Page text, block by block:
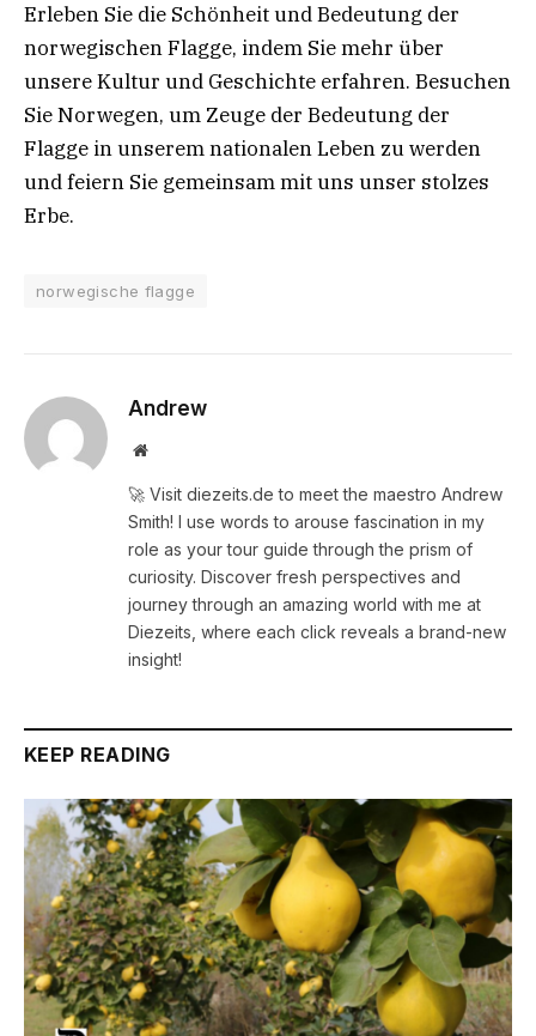
Erleben Sie die Schönheit und Bedeutung der
norwegischen Flagge, indem Sie mehr über
unsere Kultur und Geschichte erfahren. Besuchen
Sie Norwegen, um Zeuge der Bedeutung der
Flagge in unserem nationalen Leben zu werden
und feiern Sie gemeinsam mit uns unser stolzes
Erbe.
norwegische flagge
Andrew
Website
🚀 Visit diezeits.de to meet the maestro Andrew
Smith! I use words to arouse fascination in my
role as your tour guide through the prism of
curiosity. Discover fresh perspectives and
journey through an amazing world with me at
Diezeits, where each click reveals a brand-new
insight!
KEEP READING